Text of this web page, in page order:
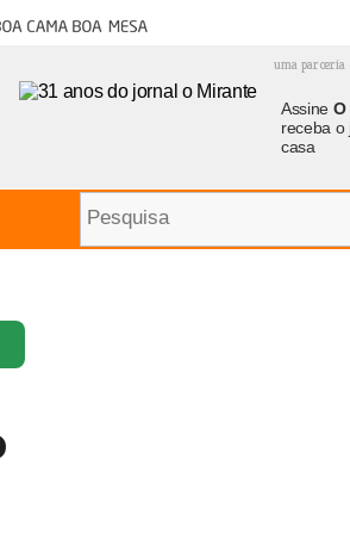
cama boa mesa
uma parceria
Assine O
receba o
casa